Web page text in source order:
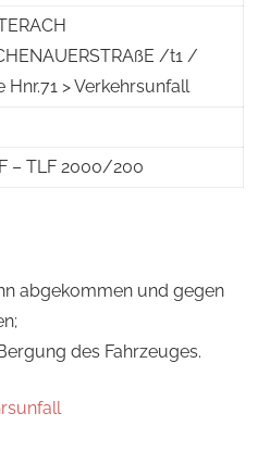
/t1 /
Hnr.71 > Verkehrsunfall
– TLF 2000/200
abgekommen und gegen
des Fahrzeuges.